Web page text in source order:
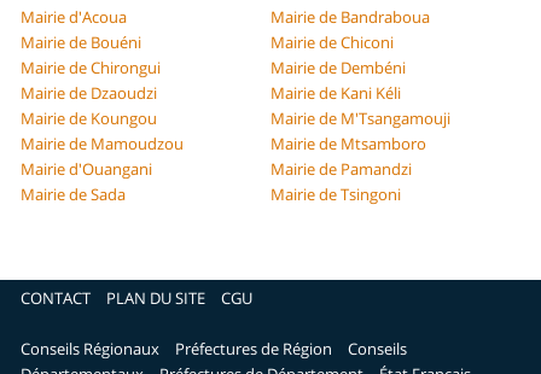
Mairie d'Acoua
Mairie de Bandraboua
Mairie de Bouéni
Mairie de Chiconi
Mairie de Chirongui
Mairie de Dembéni
Mairie de Dzaoudzi
Mairie de Kani Kéli
Mairie de Koungou
Mairie de M'Tsangamouji
Mairie de Mamoudzou
Mairie de Mtsamboro
Mairie d'Ouangani
Mairie de Pamandzi
Mairie de Sada
Mairie de Tsingoni
CONTACT PLAN DU SITE CGU
Conseils Régionaux Préfectures de Région
Conseils